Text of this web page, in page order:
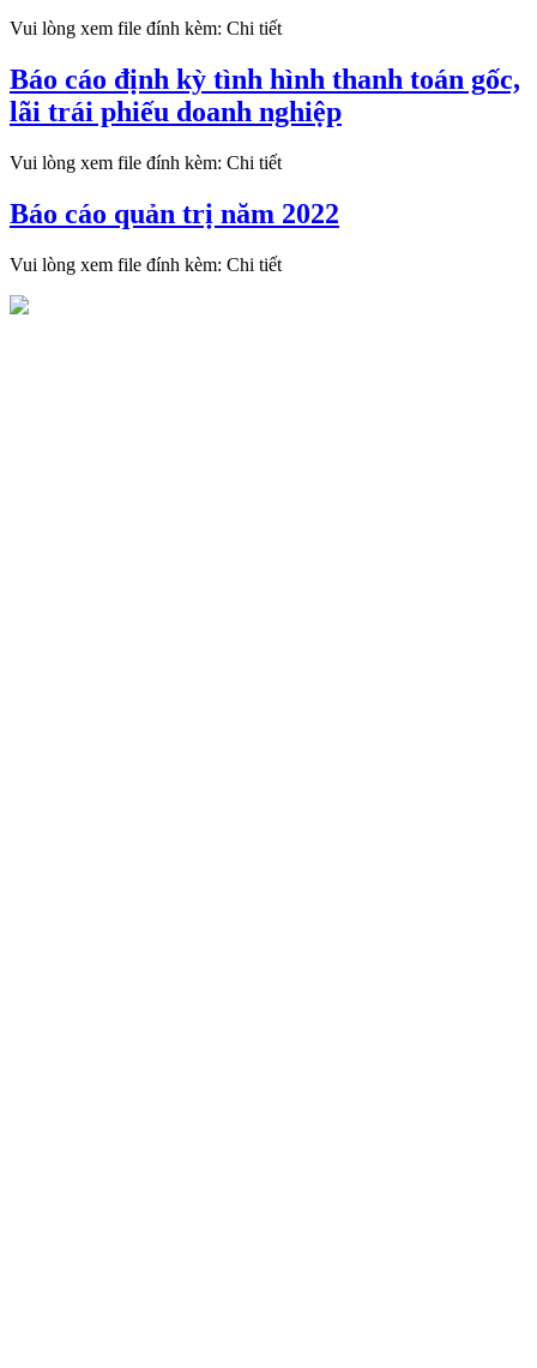
Vui lòng xem file đính kèm: Chi tiết
Báo cáo định kỳ tình hình thanh toán gốc,
lãi trái phiếu doanh nghiệp
Vui lòng xem file đính kèm: Chi tiết
Báo cáo quản trị năm 2022
Vui lòng xem file đính kèm: Chi tiết